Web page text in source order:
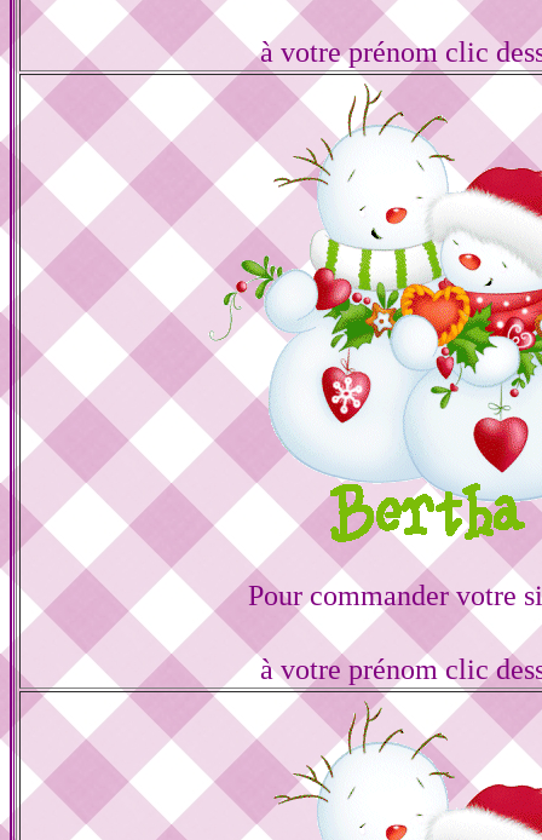
à votre prénom clic
Pour commander votre
à votre prénom clic